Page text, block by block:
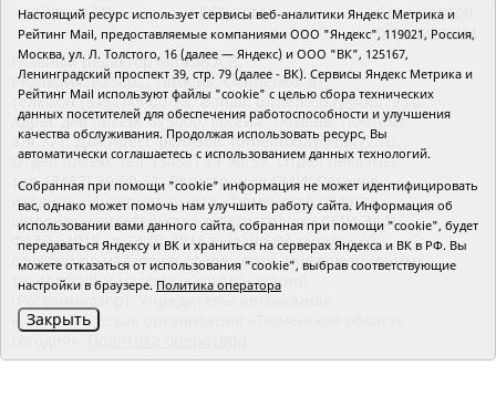
районов ТО
RSS поток
Сведения об
организации
Главный редактор Рябков А.В.
Редакция: 625002, Тюмень, Осипенко, 81,
телефон (3452)49-00-18, e-mail: tumentoday@obl72.ru
Адрес для писем: 625000, Россия, Тюмень, Почтамт,
а/я 371. Для пресс-релизов: tumentoday@obl72.ru.
Отдел писем: тел. (3452) 39-90-59. Отдел рекламы:
тел. (3452) 39-90-51. Регистрация СМИ: Сетевое
издание «Интернет-газета «Тюменская область
сегодня», свидетельство о регистрации СМИ Эл №
ФС77-64918 от 24.02.2016 выдано Федеральной
службой по надзору в сфере связи, информационных
технологий и массовых коммуникаций
(Роскомнадзор). Учредитель: Автономная
некоммерческая организация «Тюменская область
Настоящий ресурс использует сервисы веб-аналитики Яндекс Метрика и
Рейтинг Mail, предоставляемые компаниями ООО "Яндекс", 119021, Россия,
Москва, ул. Л. Толстого, 16 (далее — Яндекс) и ООО "ВК", 125167,
Ленинградский проспект 39, стр. 79 (далее - ВК). Сервисы Яндекс Метрика и
Рейтинг Mail используют файлы "cookie" с целью сбора технических
данных посетителей для обеспечения работоспособности и улучшения
качества обслуживания. Продолжая использовать ресурс, Вы
автоматически соглашаетесь с использованием данных технологий.
Собранная при помощи "cookie" информация не может идентифицировать
вас, однако может помочь нам улучшить работу сайта. Информация об
использовании вами данного сайта, собранная при помощи "cookie", будет
передаваться Яндексу и ВК и храниться на серверах Яндекса и ВК в РФ. Вы
можете отказаться от использования "cookie", выбрав соответствующие
настройки в браузере. Политика оператора
Закрыть